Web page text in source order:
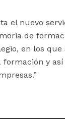
el nuevo
de
en los
y